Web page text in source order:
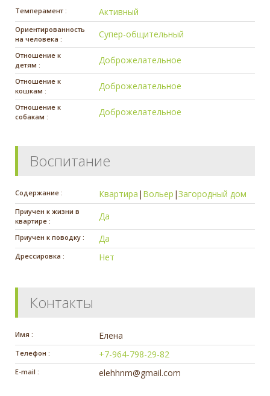
Темперамент : Активный
Ориентированность
на человека :
Супер-общительный
Отношение к
детям :
Доброжелательное
Отношение к
кошкам :
Доброжелательное
Отношение к
собакам :
Доброжелательное
Воспитание
Содержание : Квартира | Вольер |Загородный дом
Приучен к жизни в
квартире :
Да
Приучен к поводку : Да
Дрессировка : Нет
Контакты
Имя : Елена
Телефон : +7-964-798-29-82
E-mail : elehhnm@gmail.com